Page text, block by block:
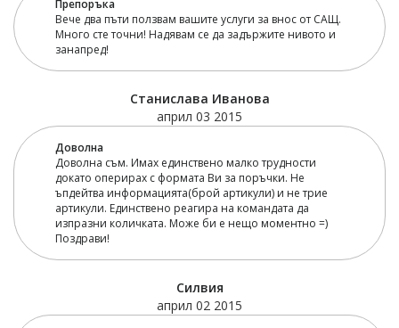
Препоръка
Вече два пъти ползвам вашите услуги за внос от САЩ.
Много сте точни! Надявам се да задържите нивото и
занапред!
Станислава Иванова
април 03 2015
Доволна
Доволна съм. Имах единствено малко трудности
докато оперирах с формата Ви за поръчки. Не
ъпдейтва информацията(брой артикули) и не трие
артикули. Единствено реагира на командата да
изпразни количката. Може би е нещо моментно =)
Поздрави!
Силвия
април 02 2015